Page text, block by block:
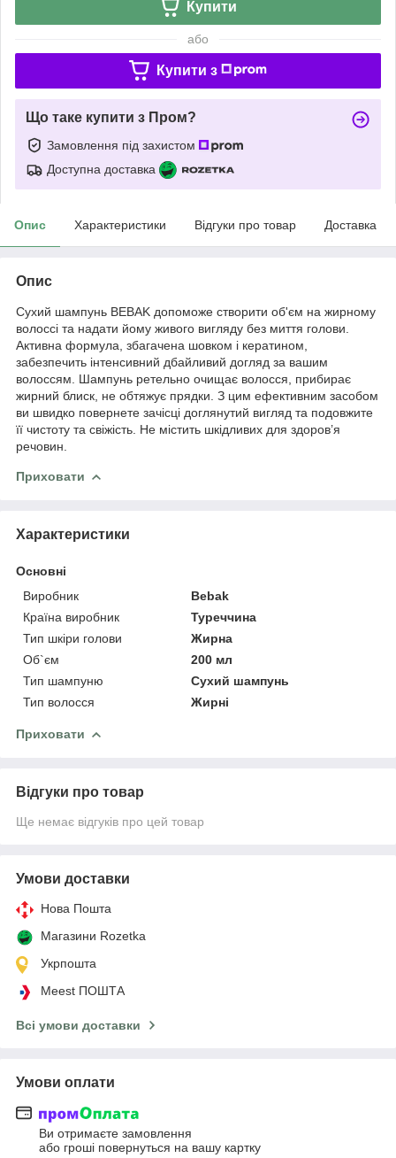
Купити
або
Купити з
Що таке купити з Пром?
Замовлення під захистом
Доступна доставка
Опис Характеристики Відгуки про товар Доставка
Опис
Сухий шампунь BEBAK допоможе створити об'єм на жирному
волоссі та надати йому живого вигляду без миття голови.
Активна формула, збагачена шовком і кератином,
забезпечить інтенсивний дбайливий догляд за вашим
волоссям. Шампунь ретельно очищає волосся, прибирає
жирний блиск, не обтяжує прядки. З цим ефективним засобом
ви швидко повернете зачісці доглянутий вигляд та подовжите
її чистоту та свіжість. Не містить шкідливих для здоров’я
речовин.
Приховати
Характеристики
Основні
Виробник
Bebak
Країна виробник
Туреччина
Тип шкіри голови
Жирна
Об`єм
200 мл
Тип шампуню
Сухий шампунь
Тип волосся
Жирні
Приховати
Відгуки про товар
Ще немає відгуків про цей товар
Умови доставки
Нова Пошта
Магазини Rozetka
Укрпошта
Meest ПОШТА
Всі умови доставки
Умови оплати
Ви отримаєте замовлення
або гроші повернуться на вашу картку